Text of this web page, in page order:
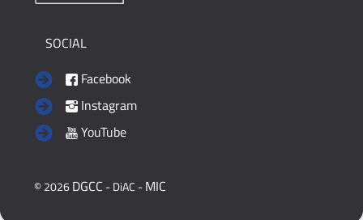
SOCIAL
Facebook
Instagram
YouTube
© 2026 DGCC - DiAC - MIC